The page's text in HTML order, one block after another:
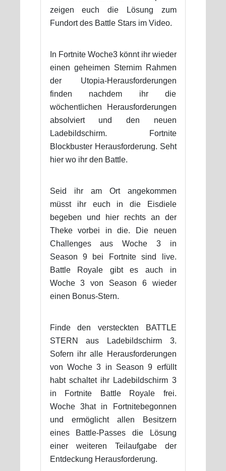
zeigen euch die Lösung zum
Fundort des Battle Stars im Video.
In Fortnite Woche3 könnt ihr wieder
einen geheimen Sternim Rahmen
der Utopia-Herausforderungen
finden nachdem ihr die
wöchentlichen Herausforderungen
absolviert und den neuen
Ladebildschirm. Fortnite
Blockbuster Herausforderung. Seht
hier wo ihr den Battle.
Seid ihr am Ort angekommen
müsst ihr euch in die Eisdiele
begeben und hier rechts an der
Theke vorbei in die. Die neuen
Challenges aus Woche 3 in
Season 9 bei Fortnite sind live.
Battle Royale gibt es auch in
Woche 3 von Season 6 wieder
einen Bonus-Stern.
Finde den versteckten BATTLE
STERN aus Ladebildschirm 3.
Sofern ihr alle Herausforderungen
von Woche 3 in Season 9 erfüllt
habt schaltet ihr Ladebildschirm 3
in Fortnite Battle Royale frei.
Woche 3hat in Fortnitebegonnen
und ermöglicht allen Besitzern
eines Battle-Passes die Lösung
einer weiteren Teilaufgabe der
Entdeckung Herausforderung.